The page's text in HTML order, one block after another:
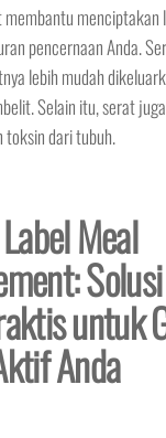
menciptakan
pencernaan Anda.
lebih mudah
Selain itu, serat
toksin dari tubuh.
Meal
untuk
Anda